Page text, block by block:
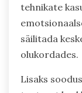
tehnikate
säilitada
olukordades.
Lisaks